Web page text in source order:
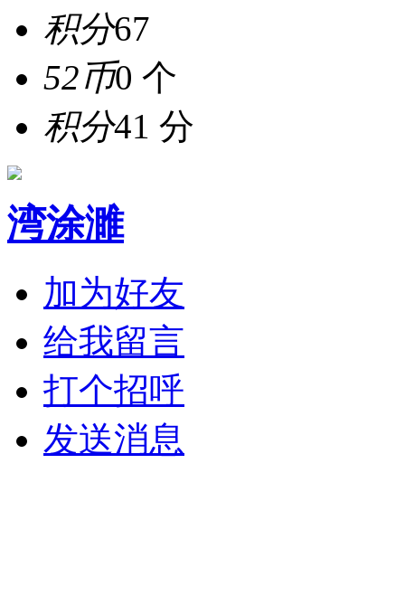
积分67
52币0 个
积分41 分
湾涂濉
加为好友
给我留言
打个招呼
发送消息